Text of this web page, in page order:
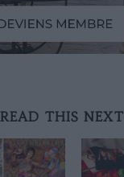
READ THIS NEXT